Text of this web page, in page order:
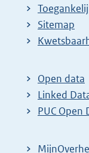
Sitemap
E
t
e
r
Open data
Linked
PUC Open